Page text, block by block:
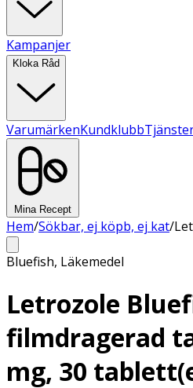
Kampanjer
Kloka Råd
VarumärkenKundklubb
Mina Recept
Hem/Sökbar, ej köpb, ej kat/
Bluefish, Läkemedel
Letrozole
filmdragerad
mg, 30